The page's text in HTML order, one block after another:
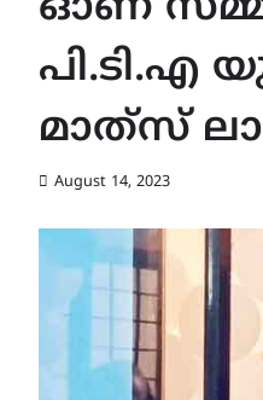
പി.ടി.എ
മാത്‍സ്
August 14, 2023